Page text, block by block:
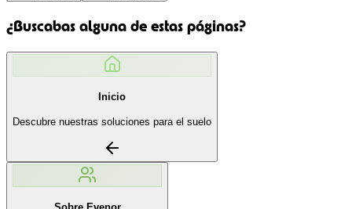
¿Buscabas alguna de estas páginas?
Inicio
Descubre nuestras soluciones para el suelo